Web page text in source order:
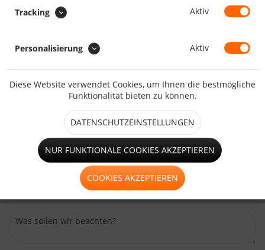
kleines Fenster (bis 1,25m²)
Tür mit 2xReißverschluss und
BEMERKUNG (GRÖSSE/POSITION) :
Beschreiben Sie uns die gewünschte Größe und Position des
Fensters bzw. der Tür.
Tracking Aktiv
Personalisierung Aktiv
Diese Website verwendet Cookies, um Ihnen die bestmögliche
Funktionalität bieten zu können.
DATENSCHUTZEINSTELLUNGEN
NUR FUNKTIONALE COOKIES AKZEPTIEREN
COOKIES AKZEPTIEREN